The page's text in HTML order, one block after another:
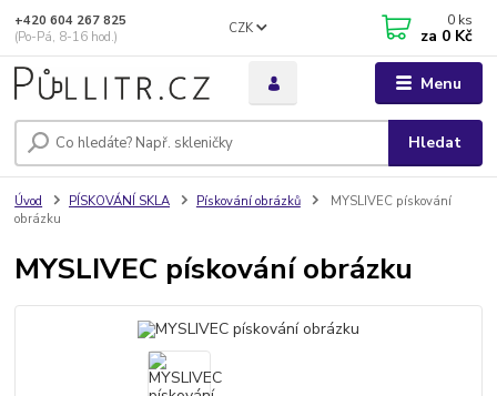
Menu
CZK
Hledat
+420 604 267 825
(Po-Pá, 8-16 hod.)
0 ks
za 0 Kč
Úvod PÍSKOVÁNÍ SKLA Pískování obrázků
MYSLIVEC pískování
obrázku
MYSLIVEC pískování obrázku